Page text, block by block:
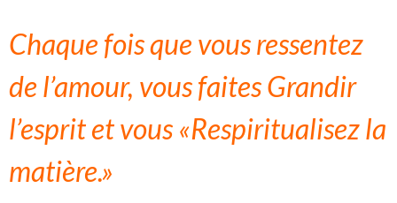
Chaque fois que vous ressentez
de l’amour, vous faites Grandir
l’esprit et vous «Respiritualisez la
matière.»